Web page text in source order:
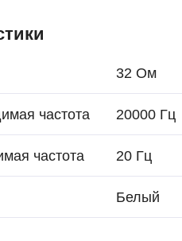
32 Ом
частота 20000 Гц
частота 20 Гц
Белый